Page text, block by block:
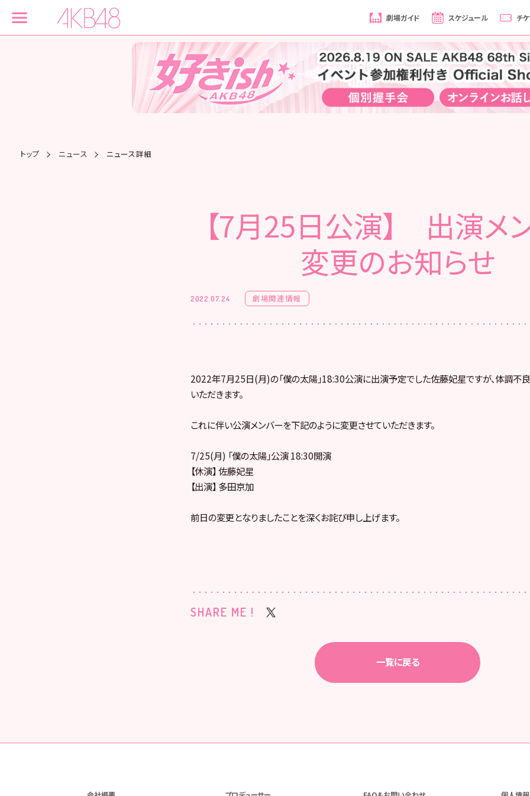
劇場ガイド スケジュール チ
トップ ニュース ニュース詳細
【7月25日公演】 出演メ
変更のお知らせ
2022.07.24 劇場関連情報
2022年7月25日(月)の「僕の太陽」18:30公演に出演予定でした佐藤妃星ですが、体調不
いただきます。
これに伴い公演メンバーを下記のように変更させていただきます。
7/25(月) 「僕の太陽」公演 18:30開演
【休演】 佐藤妃星
【出演】 多田京加
前日の変更となりましたことを深くお詫び申し上げます。
SHARE ME !
一覧に戻る